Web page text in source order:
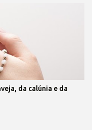
da calúnia e da